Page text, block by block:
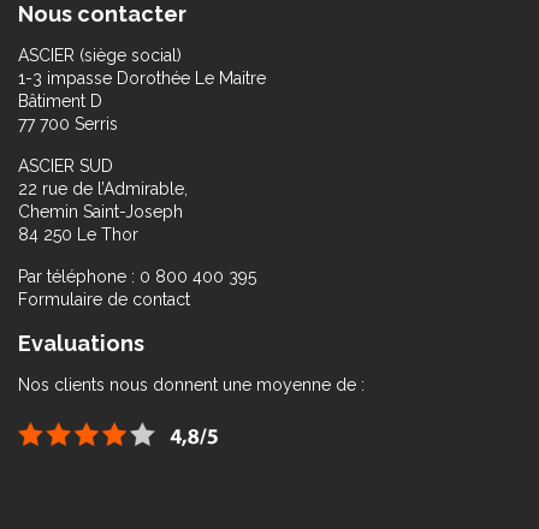
Nous contacter
ASCIER (siège social)
1-3 impasse Dorothée Le Maitre
Bâtiment D
77 700 Serris
ASCIER SUD
22 rue de l’Admirable,
Chemin Saint-Joseph
84 250 Le Thor
Par téléphone : 0 800 400 395
Formulaire de contact
Evaluations
Nos clients nous donnent une moyenne de :